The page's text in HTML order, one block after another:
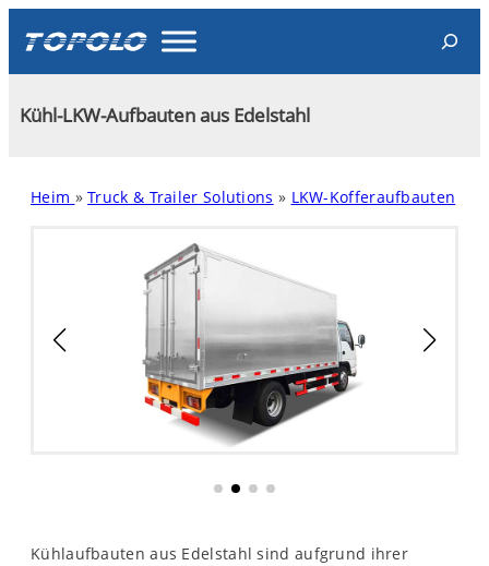
content
Search
Kühl-LKW-Aufbauten aus Edelstahl
Heim »Truck & Trailer Solutions » LKW-Kofferaufbauten
Kühlaufbauten aus Edelstahl sind aufgrund ihrer